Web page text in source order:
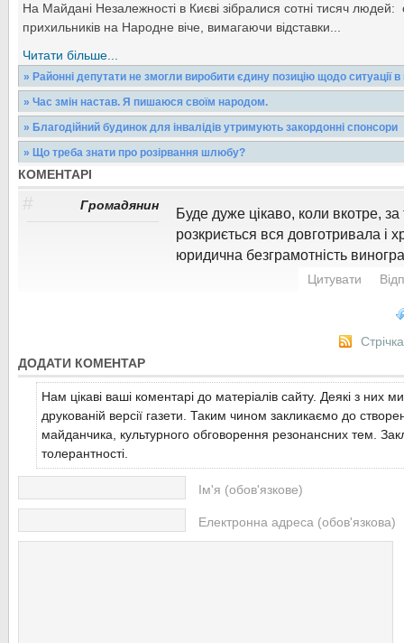
На Майдані Незалежності в Києві зібралися сотні тисяч людей:
прихильників на Народне віче, вимагаючи відставки...
Читати більше...
» Районні депутати не змогли виробити єдину позицію щодо ситуації в
5 грудня 2013 року була скликана позачергова сесія
головною метою було обговорити...
Читати більше...
» Час змін настав. Я пишаюся своїм народом.
Суспільство живе не тільки за вимогою часу, а й керуючись
зумовлюють наш принцип буття.Але між кількістю...
Читати більше...
» Благодійний будинок для інвалідів утримують закордонні спонсори
Нуль гривень платять батьки за перебування в благодійному
Виноградові, якій відзначив своє 15-річчя
» Що треба знати про розірвання шлюбу?
Одружилися - добре. Надумали розлучитися - що треба знати
шлюбу?На Закарпатті, і на Виноградівщині зокрема,...
КОМЕНТАРІ
# Громадянин
Буде дуже цікаво, коли вкотре,
розкриється вся довготривала і
юридична безграмотність
Цитувати
ДОДАТИ КОМЕНТАР
Нам цікаві ваші коментарі до матеріалів сайту. Деякі з них
друкованій версії газети. Таким чином закликаємо до
майданчика, культурного обговорення резонансних тем.
толерантності.
Ім'я (обов'язкове)
Електронна адреса (обов'язкова)